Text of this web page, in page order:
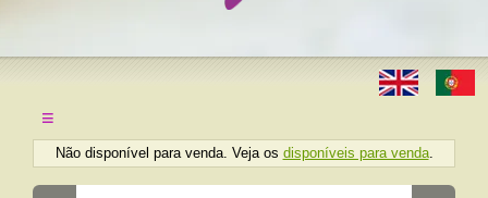
≡
Não disponível para venda. Veja os disponíveis para venda.